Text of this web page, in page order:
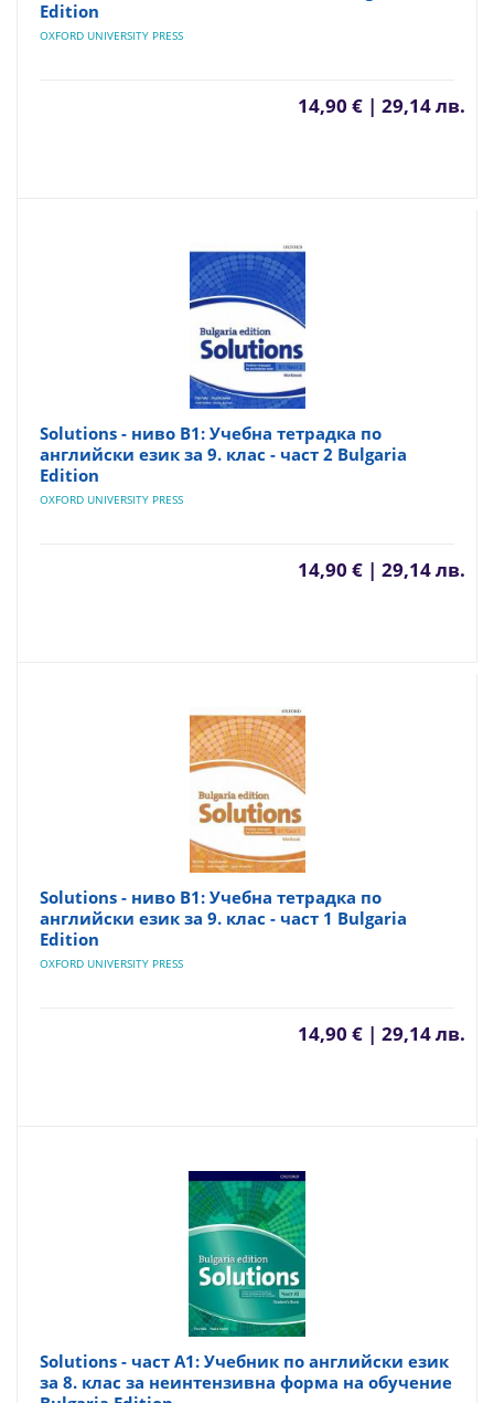
Edition
OXFORD UNIVERSITY PRESS
14,90 € | 29,14 лв.
Solutions - ниво B1: Учебна тетрадка по
английски език за 9. клас - част 2 Bulgaria
Edition
OXFORD UNIVERSITY PRESS
14,90 € | 29,14 лв.
Solutions - ниво B1: Учебна тетрадка по
английски език за 9. клас - част 1 Bulgaria
Edition
OXFORD UNIVERSITY PRESS
14,90 € | 29,14 лв.
Solutions - част A1: Учебник по английски език
за 8. клас за неинтензивна форма на обучение